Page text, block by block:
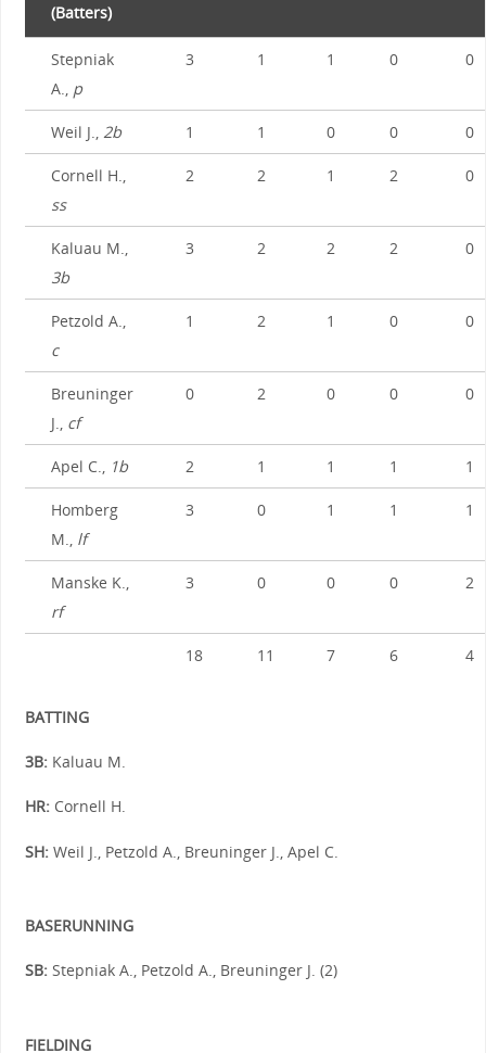
(Batters)
Stepniak
A., p
3 1 1 0 0
Weil J., 2b 1 1 0 0 0
Cornell H.,
ss
2 2 1 2 0
Kaluau M.,
3b
3 2 2 2 0
Petzold A.,
c
1 2 1 0 0
Breuninger
J., cf
0 2 0 0 0
Apel C., 1b 2 1 1 1 1
Homberg
M., lf
3 0 1 1 1
Manske K.,
rf
3 0 0 0 2
18 11 7 6 4
BATTING
3B:Kaluau M.
HR:Cornell H.
SH:Weil J., Petzold A., Breuninger J., Apel C.
BASERUNNING
SB:Stepniak A., Petzold A., Breuninger J. (2)
FIELDING